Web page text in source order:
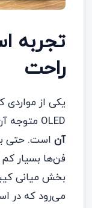
تجربه
راحت
OLED متوجه آن می‌شوید،
آن است. حتی
فن‌ها بسیار
بخش میانی
می‌رود که در